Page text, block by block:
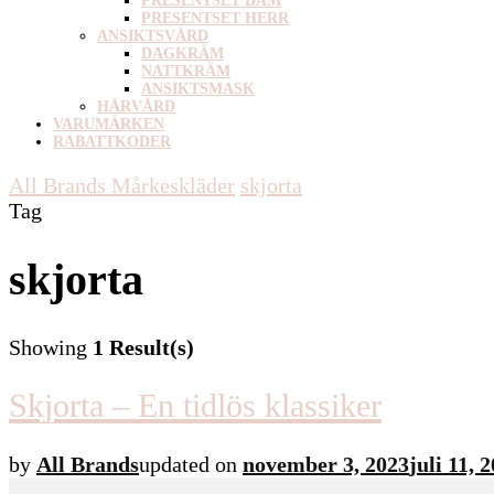
PRESENTSET HERR
ANSIKTSVÅRD
DAGKRÄM
NATTKRÄM
ANSIKTSMASK
HÅRVÅRD
VARUMÄRKEN
RABATTKODER
All Brands Mårkeskläder skjorta
Tag
skjorta
Showing 1 Result(s)
Skjorta – En tidlös klassiker
by All Brandsupdated on november 3, 2023juli 11,